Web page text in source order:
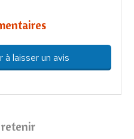
à laisser un avis